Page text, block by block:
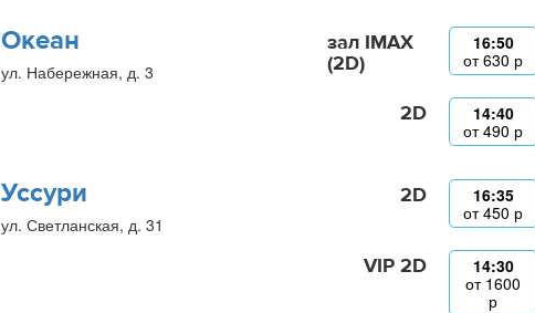
Океан
ул. Набережная, д. 3
зал IMAX
(2D)
16:50
от630 р
2D
14:40
от490 р
Уссури
ул. Светланская, д. 31
2D
16:35
от450 р
VIP 2D
14:30
от 1600
р